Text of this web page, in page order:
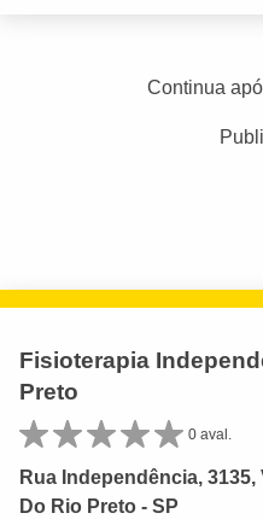
Continua
Fisioterapia
Preto
0 aval.
Rua Independência,
Do Rio Preto - SP